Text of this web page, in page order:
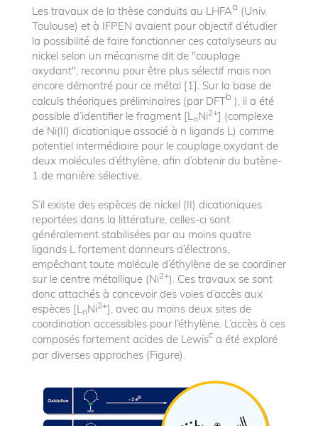
Les travaux de la thèse conduits au LHFAa (Univ.
Toulouse) et à IFPEN avaient pour objectif d’étudier
la possibilité de faire fonctionner ces catalyseurs au
nickel selon un mécanisme dit de "couplage
oxydant", reconnu pour être plus sélectif mais non
encore démontré pour ce métal [1]. Sur la base de
calculs théoriques préliminaires (par DFTb ), il a été
possible d’identifier le fragment [L nNi2+] (complexe
de Ni(II) dicationique associé à n ligands L) comme
potentiel intermédiaire pour le couplage oxydant de
deux molécules d’éthylène, afin d’obtenir du butène-
1 de manière sélective.
S’il existe des espèces de nickel (II) dicationiques
reportées dans la littérature, celles-ci sont
généralement stabilisées par au moins quatre
ligands L fortement donneurs d’électrons,
empêchant toute molécule d’éthylène de se coordiner
sur le centre métallique (Ni2+). Ces travaux se sont
donc attachés à concevoir des voies d’accès aux
espèces [L nNi2+], avec au moins deux sites de
coordination accessibles pour l’éthylène. L’accès à ces
composés fortement acides de Lewisc a été exploré
par diverses approches (Figure).